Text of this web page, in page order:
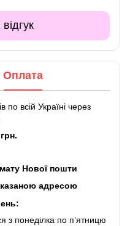
Оплата
по всій Україні через
Нової пошти
адресою
з понеділка по п’ятницю